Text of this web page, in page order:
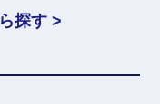
探す >